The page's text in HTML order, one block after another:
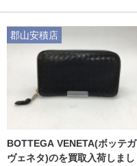
BOTTEGA VENETA(ボッテガ
ヴェネタ)のを買取入荷しまし
郡山安積店